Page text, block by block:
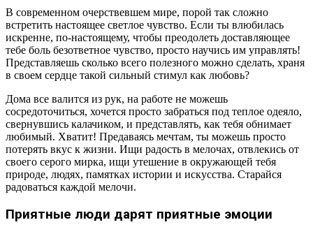
В современном очерствевшем мире, порой так сложно
встретить настоящее светлое чувство. Если ты влюбилась
искренне, по-настоящему, чтобы преодолеть доставляющее
тебе боль безответное чувство, просто научись им управлять!
Представляешь сколько всего полезного можно сделать, храня
в своем сердце такой сильный стимул как любовь?
Дома все валится из рук, на работе не можешь
сосредоточиться, хочется просто забраться под теплое одеяло,
свернувшись калачиком, и представлять, как тебя обнимает
любимый. Хватит! Предаваясь мечтам, ты можешь просто
потерять вкус к жизни. Ищи радость в мелочах, отвлекись от
своего серого мирка, ищи утешение в окружающей тебя
природе, людях, памятках истории и искусства. Старайся
радоваться каждой мелочи.
Приятные люди дарят приятные эмоции